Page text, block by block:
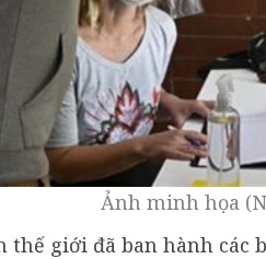
Ảnh minh họa
thế giới đã ban hành các